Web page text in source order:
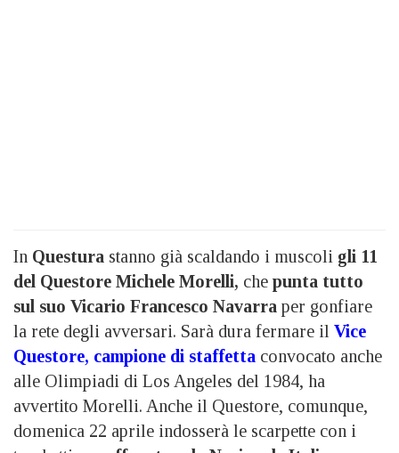
In Questura stanno già scaldando i muscoli gli 11
del Questore Michele Morelli, che punta tutto
sul suo Vicario Francesco Navarra per gonfiare
la rete degli avversari. Sarà dura fermare il Vice
Questore, campione di staffetta convocato anche
alle Olimpiadi di Los Angeles del 1984, ha
avvertito Morelli. Anche il Questore, comunque,
domenica 22 aprile indosserà le scarpette con i